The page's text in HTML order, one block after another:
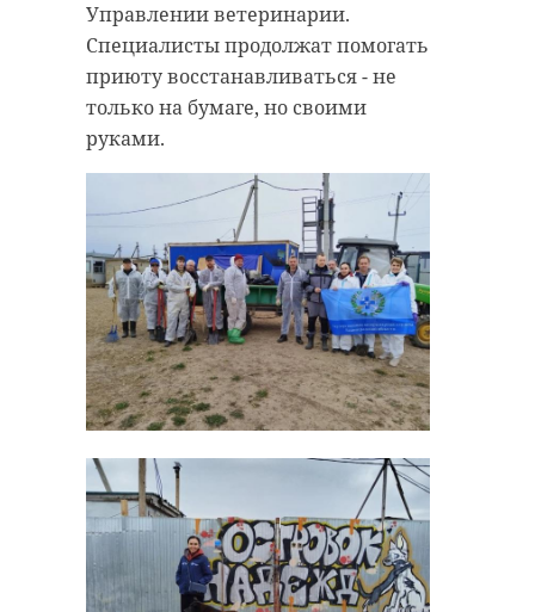
Управлении ветеринарии.
Специалисты продолжат помогать
приюту восстанавливаться - не
только на бумаге, но своими
руками.
// Мы есть вMAX. Не теряйте. //
Фото: Ольга Андреева/47 канал
александр дрозденко
фоторепортаж
Поделиться статьей: